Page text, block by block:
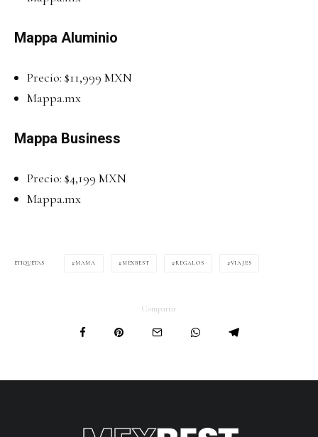
Mappa Aluminio
Precio: $11,999 MXN
Mappa.mx
Mappa Business
Precio: $4,199 MXN
Mappa.mx
ETIQUETAS MAMA MEXBEST REGALOS VIAJES
Compartir